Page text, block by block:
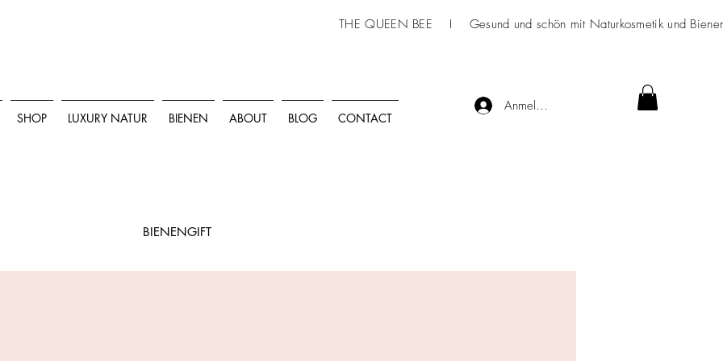
THE QUEEN BEE I Gesund und schön mit Naturkosmetikund
SHOP LUXURY NATUR BIENEN ABOUT BLOG CONTACT
Anmelden
BIENENGIFT